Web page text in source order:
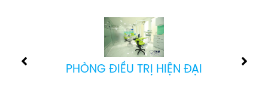
PHÒNG ĐIỀU TRỊ HIỆN ĐẠI